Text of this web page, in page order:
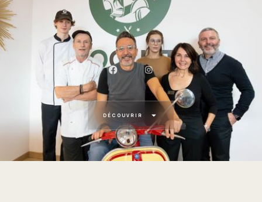
DÉCOUVRIR